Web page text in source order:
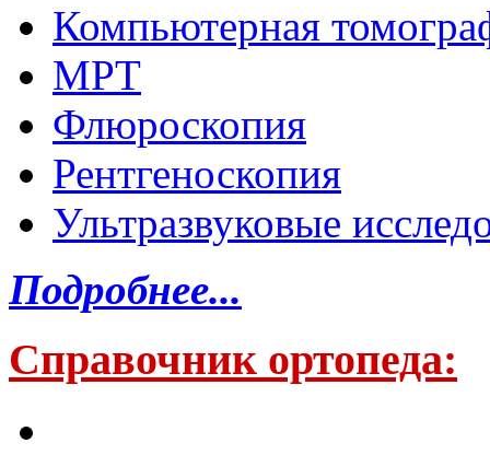
Компьютерная
МРТ
Флюроскопия
Рентгеноскопия
Ультразвуковые
Подробнее...
Справочник ортопеда: